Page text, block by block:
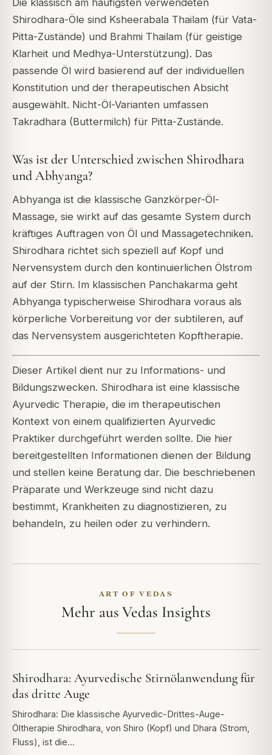
Die klassisch am häufigsten verwendeten
Shirodhara-Öle sind Ksheerabala Thailam (für Vata-
Pitta-Zustände) und Brahmi Thailam (für geistige
Klarheit und Medhya-Unterstützung). Das
passende Öl wird basierend auf der individuellen
Konstitution und der therapeutischen Absicht
ausgewählt. Nicht-Öl-Varianten umfassen
Takradhara (Buttermilch) für Pitta-Zustände.
Was ist der Unterschied zwischen Shirodhara
und Abhyanga?
Abhyanga ist die klassische Ganzkörper-Öl-
Massage, sie wirkt auf das gesamte System durch
kräftiges Auftragen von Öl und Massagetechniken.
Shirodhara richtet sich speziell auf Kopf und
Nervensystem durch den kontinuierlichen Ölstrom
auf der Stirn. Im klassischen Panchakarma geht
Abhyanga typischerweise Shirodhara voraus als
körperliche Vorbereitung vor der subtileren, auf
das Nervensystem ausgerichteten Kopftherapie.
Dieser Artikel dient nur zu Informations- und
Bildungszwecken. Shirodhara ist eine klassische
Ayurvedic Therapie, die im therapeutischen
Kontext von einem qualifizierten Ayurvedic
Praktiker durchgeführt werden sollte. Die hier
bereitgestellten Informationen dienen der Bildung
und stellen keine Beratung dar. Die beschriebenen
Präparate und Werkzeuge sind nicht dazu
bestimmt, Krankheiten zu diagnostizieren, zu
behandeln, zu heilen oder zu verhindern.
ART OF VEDAS
Mehr aus Vedas Insights
Shirodhara: Ayurvedische Stirnölanwendung für
das dritte Auge
Shirodhara: Die klassische Ayurvedic-Drittes-Auge-
Öltherapie Shirodhara, von Shiro (Kopf) und Dhara (Strom,
Fluss), ist die…